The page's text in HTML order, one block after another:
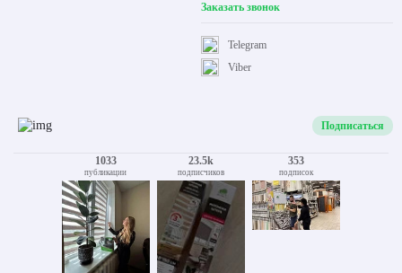
Заказать звонок
Viber
Telegram
Подписаться
1033
публикации
23.5k
подписчиков
353
подписок